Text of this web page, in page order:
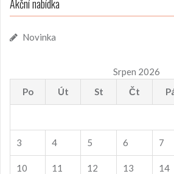
Akční nabídka
Novinka
Srpen 2026
Po
Út St Čt
3 4 5 6 7
10 11 12 13 14